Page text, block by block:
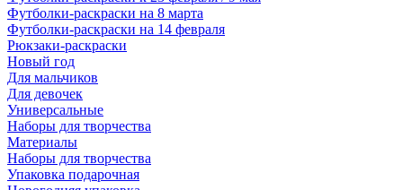
Футболки-раскраски на 8 марта
Футболки-раскраски на 14 февраля
Рюкзаки-раскраски
Новый год
Для мальчиков
Для девочек
Универсальные
Наборы для творчества
Материалы
Наборы для творчества
Упаковка подарочная